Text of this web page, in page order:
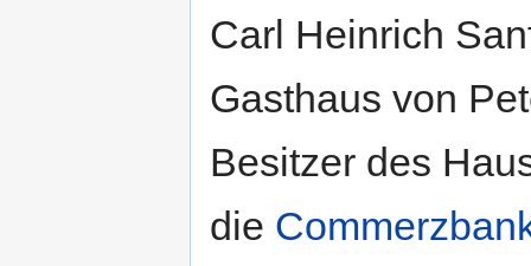
Carl Heinrich
Gasthaus von
Besitzer des
die